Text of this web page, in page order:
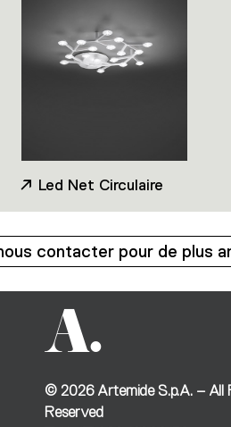
Led Net Circulaire
contacter pour de plus
© 2026Artemide S.p.A. – All
Reserved